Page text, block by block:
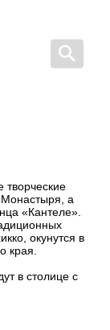
творческие
Монастыря, а
«Кантеле».
окунутся в
края.
в столице с